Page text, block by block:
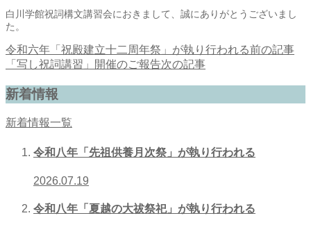
白川学館祝詞構文講習会におきまして、誠にありがとうございまし
た。
令和六年「祝殿建立十二周年祭」が執り行われる前の記事
「写し祝詞講習」開催のご報告次の記事
新着情報
新着情報一覧
令和八年「先祖供養月次祭」が執り行われる
2026.07.19
令和八年「夏越の大祓祭祀」が執り行われる